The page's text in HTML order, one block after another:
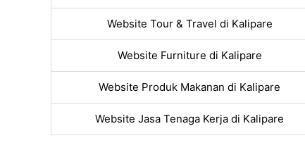
Website Tour & Travel di Kalipare
Website Furniture di Kalipare
Website Produk Makanan di Kalipare
Website Jasa Tenaga Kerja di Kalipare